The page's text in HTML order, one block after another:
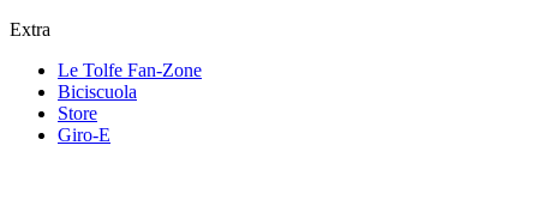
Extra
Le Tolfe Fan-Zone
Biciscuola
Store
Giro-E